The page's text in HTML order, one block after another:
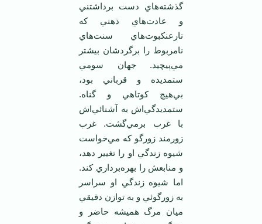
گذشته‌هاي دست برداشتني
و عادت‌هاي ذهني که
تارعنکبوت‌هاي سنت‌هاي
نامربوط را برگردشان بيشتر
مي‌پيچيد. جهان سومي
ستمديده و قرباني بود،
بي‌هيچ کوتاهي و گناه.
ستمديدگي‌اش به آشنائي‌اش
با غرب برمي‌گشت. غرب
زورمند زورگو که مي‌خواست
شيوه زندگي او را تغيير دهد،
و منابعش را بهره‌برداري کند.
اما شيوه زندگي او سراسر
به زورگوئي و به توازن دقيقي
ميان مرگ هميشه حاضر و